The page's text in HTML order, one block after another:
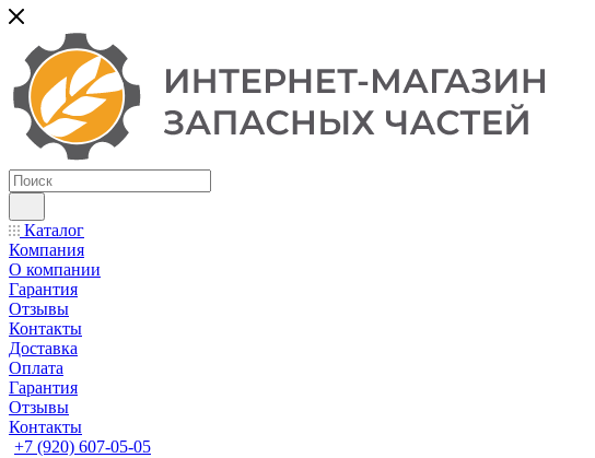
Каталог
Компания
О компании
Гарантия
Отзывы
Контакты
Доставка
Оплата
Гарантия
Отзывы
Контакты
+7 (920) 607-05-05